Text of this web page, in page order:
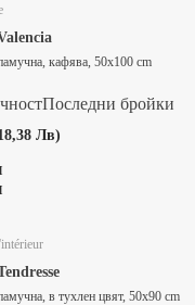
кафява, 50x100 cm
Последни бройки
Лв)
в тухлен цвят, 50x90 cm